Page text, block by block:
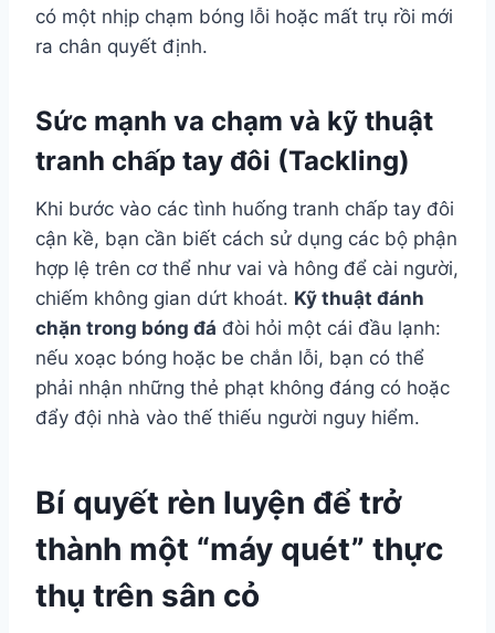
có một nhịp chạm bóng lỗi hoặc mất trụ rồi mới
ra chân quyết định.
Sức mạnh va chạm và kỹ thuật
tranh chấp tay đôi (Tackling)
Khi bước vào các tình huống tranh chấp tay đôi
cận kề, bạn cần biết cách sử dụng các bộ phận
hợp lệ trên cơ thể như vai và hông để cài người,
chiếm không gian dứt khoát. Kỹ thuật đánh
chặn trong bóng đá đòi hỏi một cái đầu lạnh:
nếu xoạc bóng hoặc be chắn lỗi, bạn có thể
phải nhận những thẻ phạt không đáng có hoặc
đẩy đội nhà vào thế thiếu người nguy hiểm.
Bí quyết rèn luyện để trở
thành một “máy quét” thực
thụ trên sân cỏ